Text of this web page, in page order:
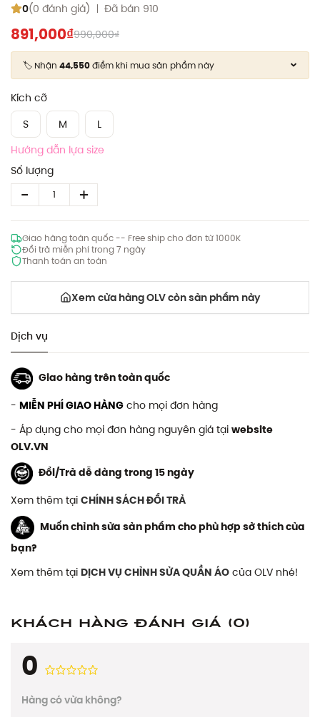
0(0 đánh giá) Đã bán 910
891,000₫990,000₫
🏷️ Nhận 44,550điểm khi mua sản phẩm này
Kích cỡ
S
M
L
Hướng dẫn lựa size
Số lượng
Giao hàng toàn quốc -- Free ship cho đơn từ 1000K
Đổi trả miễn phí trong 7 ngày
Thanh toán an toàn
Xem cửa hàng OLV còn sản phẩm này
Dịch vụ
Giao hàng trên toàn quốc
- MIỄN PHÍ GIAO HÀNG cho mọi đơn hàng
- Áp dụng cho mọi đơn hàng nguyên giá tại website
OLV.VN
Đổi/Trả dễ dàng trong 15 ngày
Xem thêm tại CHÍNH SÁCH ĐỔI TRẢ
Muốn chỉnh sửa sản phẩm cho phù hợp sở thích của
bạn?
Xem thêm tại DỊCH VỤ CHỈNH SỬA QUẦN ÁO của OLV nhé!
Khách hàng đánh giá (0)
0
Hàng có vừa không?